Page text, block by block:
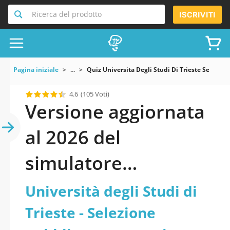
Ricerca del prodotto ISCRIVITI
Pagina iniziale ... Quiz Universita Degli Studi Di Trieste
4.6 (105 Voti)
Versione aggiornata
al 2026 del
simulatore
Università degli Studi
di Trieste - Selezione
Università degli Studi di
Trieste - Selezione